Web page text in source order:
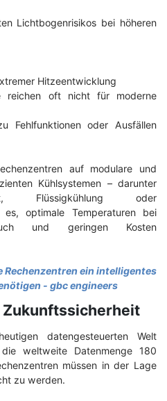
Lichtbogenrisikos bei höheren
Hitzeentwicklung
reichen oft nicht für moderne
Fehlfunktionen oder Ausfällen
auf modulare und
Kühlsystemen – darunter
Flüssigkühlung oder
es, optimale Temperaturen bei
und geringen Kosten
Rechenzentren ein intelligentes
- gbc engineers
datengesteuerten Welt
weltweite Datenmenge 180
müssen in der Lage
zu werden.